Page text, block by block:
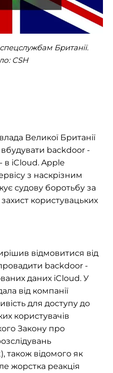
Британії.
CSH
Великої Британії
backdoor -
в iCloud. Apple
з наскрізним
судову боротьбу за
користувацьких
відмовитися від
backdoor -
даних iCloud. У
від компанії
для доступу до
користувачів
Закону про
також відомого як
жорстка реакція